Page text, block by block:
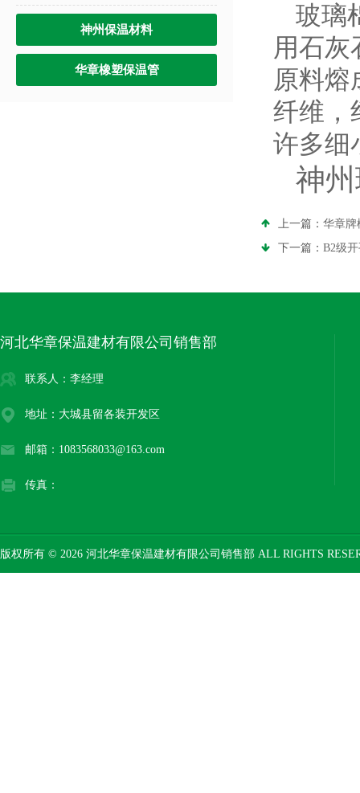
神州保温材料
华章橡塑保温管
玻璃
用石灰
原料
纤维，
许多细
神
上一篇： 华章牌
下一篇： B2级
河北华章保温建材有限公司销售部
联系人：李经理
地址：大城县留各装开发区
邮箱：1083568033@163.com
传真：
版权所有 © 2026 河北华章保温建材有限公司销售部 ALL RIGHTS